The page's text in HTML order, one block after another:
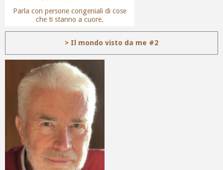
Parla con persone congeniali di cose
che ti stanno a cuore.
> Il mondo visto da me #2